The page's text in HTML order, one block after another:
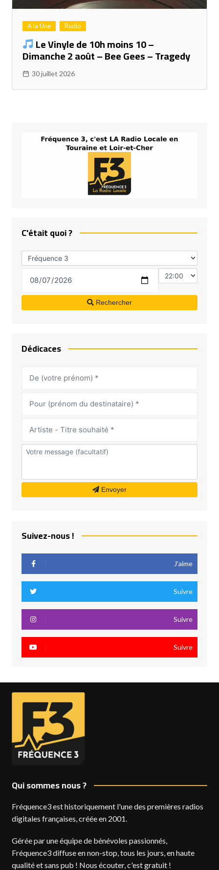
A la Une Radio
Le Vinyle de 10h moins 10 –
Dimanche 2 août – Bee Gees – Tragedy
30 juillet 2026
C'était quoi ?
Rechercher
Dédicaces
Envoyer
Suivez-nous !
J’aime
Suivre
Suivre
Suivre
Qui sommes nous ?
Fréquence3 est historiquement l'une des premières radios
digitales françaises, créée en 2001.
Gérée par une équipe de bénévoles passionnés,
Fréquence3 diffuse en non-stop, tous les jours, en haute
qualité et sans pub ! Nous écouter, c'est gratuit !